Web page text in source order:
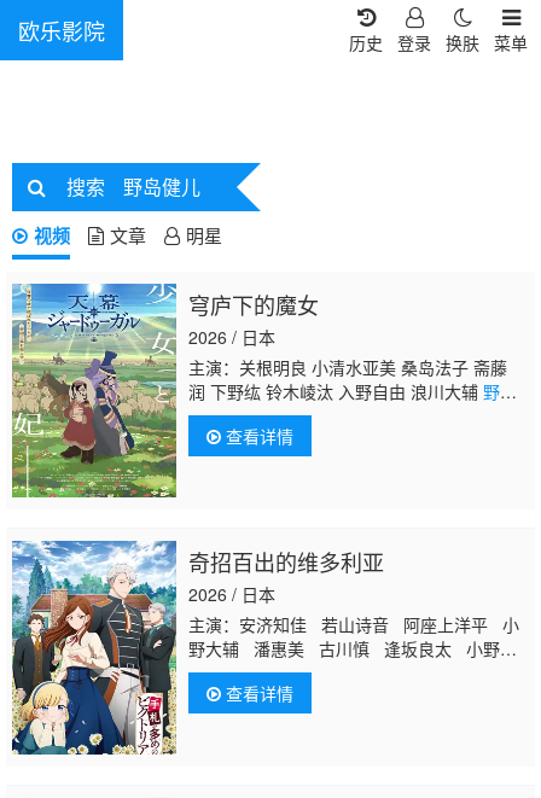
欧乐影院 菜单
换肤
登录
历史
搜索 野岛健儿
视频 文章 明星
穹庐下的魔女
2026 / 日本
主演：关根明良 小清水亚美 桑岛法子 斋藤
润 下野纮 铃木崚汰 入野自由 浪川大辅 野岛
健儿
查看详情
奇招百出的维多利亚
2026 / 日本
主演：安济知佳 若山诗音 阿座上洋平 小
野大辅 潘惠美 古川慎 逢坂良太 小野贤
章野岛健儿秋保佐永子 家中宏
查看详情